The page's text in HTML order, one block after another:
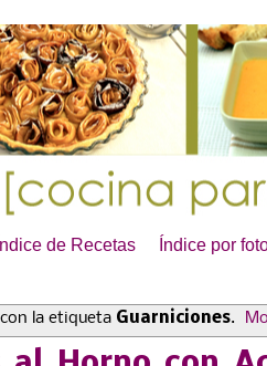
Índice de Recetas Índice por
la etiqueta Guarniciones.